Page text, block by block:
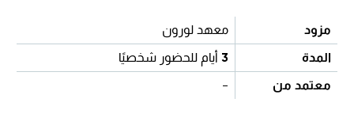
مزود
معهد لورون
المدة
3 أيام للحضور شخصيًا
معتمد من
-